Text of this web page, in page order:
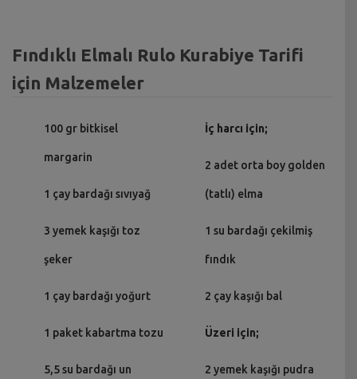
Fındıklı Elmalı Rulo Kurabiye Tarifi
için Malzemeler
100 gr bitkisel
margarin
1 çay bardağı sıvıyağ
3 yemek kaşığı toz
şeker
1 çay bardağı yoğurt
1 paket kabartma tozu
5,5 su bardağı un
İç harcı için;
2 adet orta boy golden
(tatlı) elma
1 su bardağı çekilmiş
fındık
2 çay kaşığı bal
Üzeri için;
2 yemek kaşığı pudra